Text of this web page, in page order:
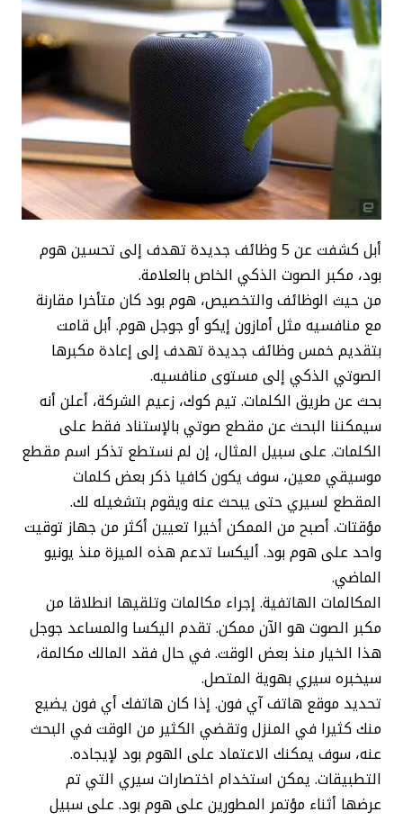
أبل كشفت عن 5 وظائف جديدة تهدف إلى تحسين هوم
بود، مكبر الصوت الذكي الخاص بالعلامة.
من حيث الوظائف والتخصيص، هوم بود كان متأخرا مقارنة
مع منافسيه مثل أمازون إيكو أو جوجل هوم. أبل قامت
بتقديم خمس وظائف جديدة تهدف إلى إعادة مكبرها
الصوتي الذكي إلى مستوى منافسيه.
بحث عن طريق الكلمات. تيم كوك، زعيم الشركة، أعلن أنه
سيمكننا البحث عن مقطع صوتي بالإستناد فقط على
الكلمات. على سبيل المثال، إن لم نستطع تذكر اسم مقطع
موسيقي معين، سوف يكون كافيا ذكر بعض كلمات
المقطع لسيري حتى يبحث عنه ويقوم بتشغيله لك.
مؤقتات. أصبح من الممكن أخيرا تعيين أكثر من جهاز توقيت
واحد على هوم بود. أليكسا تدعم هذه الميزة منذ يونيو
الماضي.
المكالمات الهاتفية. إجراء مكالمات وتلقيها انطلاقا من
مكبر الصوت هو الآن ممكن. تقدم اليكسا والمساعد جوجل
هذا الخيار منذ بعض الوقت. في حال فقد المالك مكالمة،
سيخبره سيري بهوية المتصل.
تحديد موقع هاتف آي فون. إذا كان هاتفك أي فون يضيع
منك كثيرا في المنزل وتقضي الكثير من الوقت في البحث
عنه، سوف يمكنك الاعتماد على الهوم بود لإيجاده.
التطبيقات. يمكن استخدام اختصارات سيري التي تم
عرضها أثناء مؤتمر المطورين على هوم بود. على سبيل